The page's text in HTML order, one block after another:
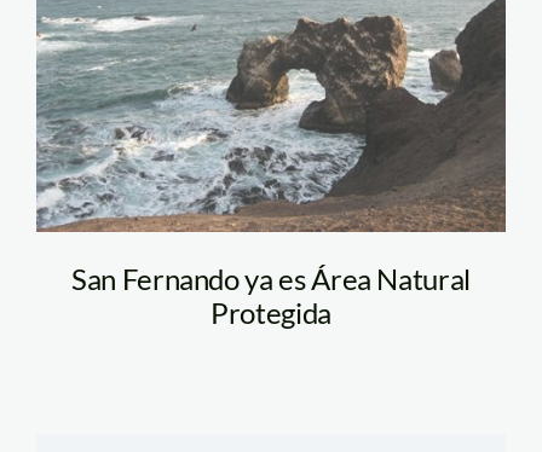
San Fernando ya es Área Natural
Protegida